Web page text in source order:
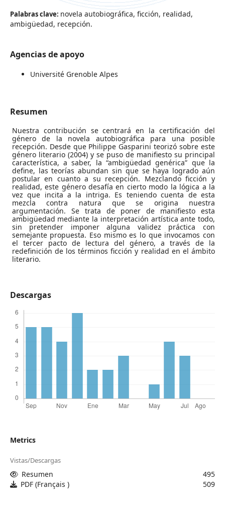
Palabras clave: novela autobiográfica, ficción, realidad,
ambigüedad, recepción.
Agencias de apoyo
Université Grenoble Alpes
Resumen
Nuestra contribución se centrará en la certificación del
género de la novela autobiográfica para una posible
recepción. Desde que Philippe Gasparini teorizó sobre este
género literario (2004) y se puso de manifiesto su principal
característica, a saber, la “ambigüedad genérica” que la
define, las teorías abundan sin que se haya logrado aún
postular en cuanto a su recepción. Mezclando ficción y
realidad, este género desafía en cierto modo la lógica a la
vez que incita a la intriga. Es teniendo cuenta de esta
mezcla contra natura que se origina nuestra
argumentación. Se trata de poner de manifiesto esta
ambigüedad mediante la interpretación artística ante todo,
sin pretender imponer alguna validez práctica con
semejante propuesta. Eso mismo es lo que invocamos con
el tercer pacto de lectura del género, a través de la
redefinición de los términos ficción y realidad en el ámbito
literario.
Descargas
Metrics
Vistas/Descargas
Resumen
495
PDF (Français )
509